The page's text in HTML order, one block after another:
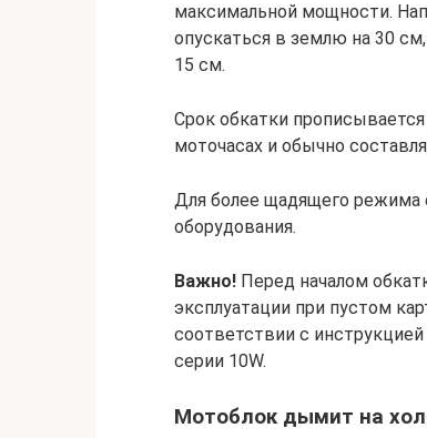
максимальной мощности.
опускаться в землю на 30
15 см.
Срок обкатки
моточасах и обычно
Для более щадящего режима
оборудования.
Важно! Перед началом
эксплуатации при пустом
соответствии с
серии 10W.
Мотоблок дымит на